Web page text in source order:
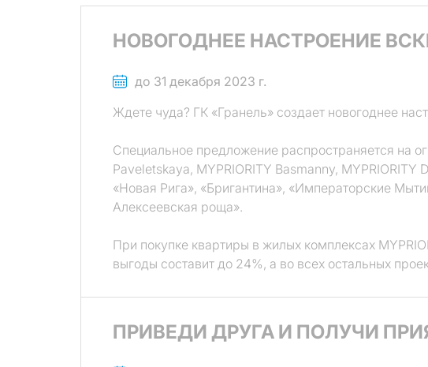
НОВОГОДНЕЕ НАСТРОЕНИЕ
до 31 декабря 2023 г.
Ждете чуда? ГК «Гранель» создает новогоднее
Специальное предложение распространяется на
Paveletskaya, MYPRIORITY Basmanny,
«Новая Рига», «Бригантина», «Императорские
Алексеевская роща».
При покупке квартиры в жилых комплексах
выгоды составит до 24%, а во всех остальных
ПРИВЕДИ ДРУГА И ПОЛУЧИ